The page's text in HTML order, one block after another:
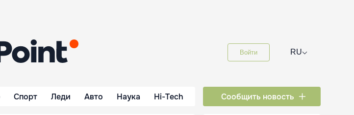
Войти RU⌵
Спорт Леди Авто Наука Hi-Tech Сообщить новость